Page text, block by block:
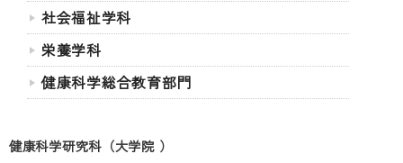
社会福祉学科
栄養学科
健康科学総合教育部門
健康科学研究科（大学院 ）